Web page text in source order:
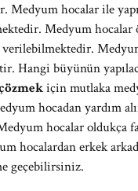
Medyum hocalar ile
Medyum hocalar
verilebilmektedir.
Hangi büyünün
için mutlaka
hocadan yardım
hocalar oldukça
hocalardan erkek
geçebilirsiniz.